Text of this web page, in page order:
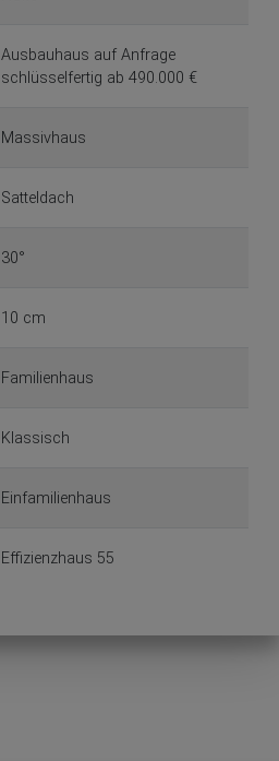
Ausbauhaus auf Anfrage
schlüsselfertig ab 490.000 €
Massivhaus
Satteldach
30°
10 cm
Familienhaus
Klassisch
Einfamilienhaus
Effizienzhaus 55